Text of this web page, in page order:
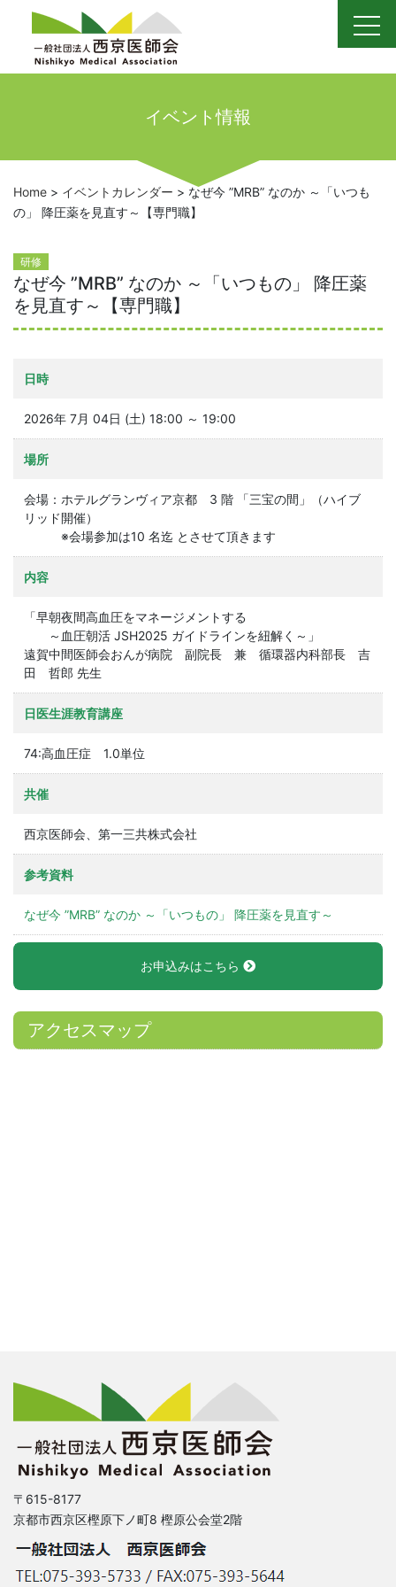
content
イベント情報
Home > イベントカレンダー > なぜ今 ”MRB” なのか ～「いつも
の」 降圧薬を見直す～【専門職】
研修
なぜ今 ”MRB” なのか ～「いつもの」 降圧薬
を見直す～【専門職】
日時
2026年 7月 04日 (土) 18:00 ～ 19:00
場所
会場：ホテルグランヴィア京都 3 階 「三宝の間」（ハイブ
リッド開催）
※会場参加は10 名迄 とさせて頂きます
内容
「早朝夜間高血圧をマネージメントする
～血圧朝活 JSH2025 ガイドラインを紐解く～」
遠賀中間医師会おんが病院 副院長 兼 循環器内科部長 吉
田 哲郎 先生
日医生涯教育講座
74:高血圧症 1.0単位
共催
西京医師会、第一三共株式会社
参考資料
なぜ今 ”MRB” なのか ～「いつもの」 降圧薬を見直す～
お申込みはこちら
アクセスマップ
〒615-8177
京都市西京区樫原下ノ町8 樫原公会堂2階